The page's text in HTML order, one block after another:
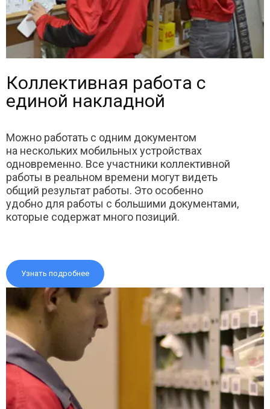
Коллективная работа с
единой накладной
Можно работать с одним документом
на нескольких мобильных устройствах
одновременно. Все участники коллективной
работы в реальном времени могут видеть
общий результат работы. Это особенно
удобно для работы с большими документами,
которые содержат много позиций.
Узнать подробнее